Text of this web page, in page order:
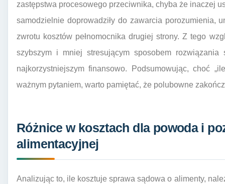
zastępstwa procesowego przeciwnika, chyba że inaczej
samodzielnie doprowadziły do zawarcia porozumienia,
zwrotu kosztów pełnomocnika drugiej strony. Z tego
szybszym i mniej stresującym sposobem
najkorzystniejszym finansowo. Podsumowując, choć
ważnym pytaniem, warto pamiętać, że polubowne
Różnice w kosztach dla powoda i
alimentacyjnej
Analizując to, ile kosztuje sprawa sądowa o alimenty,